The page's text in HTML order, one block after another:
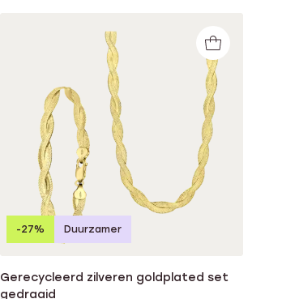
Gerecycleerd zilveren goldplated set
gedraaid
-27% Duurzamer